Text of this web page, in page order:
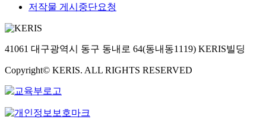
저작물 게시중단요청
41061 대구광역시 동구 동내로 64(동내동1119) KERIS빌딩
Copyright© KERIS. ALL RIGHTS RESERVED